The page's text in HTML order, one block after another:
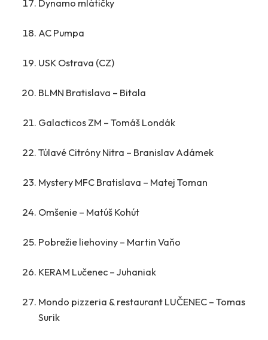
Dynamo mlátičky
AC Pumpa
USK Ostrava (CZ)
BLMN Bratislava – Bitala
Galacticos ZM – Tomáš Londák
Túlavé Citróny Nitra – Branislav Adámek
Mystery MFC Bratislava – Matej Toman
Omšenie – Matúš Kohút
Pobrežie liehoviny – Martin Vaňo
KERAM Lučenec – Juhaniak
Mondo pizzeria & restaurant LUČENEC – Tomas
Surik